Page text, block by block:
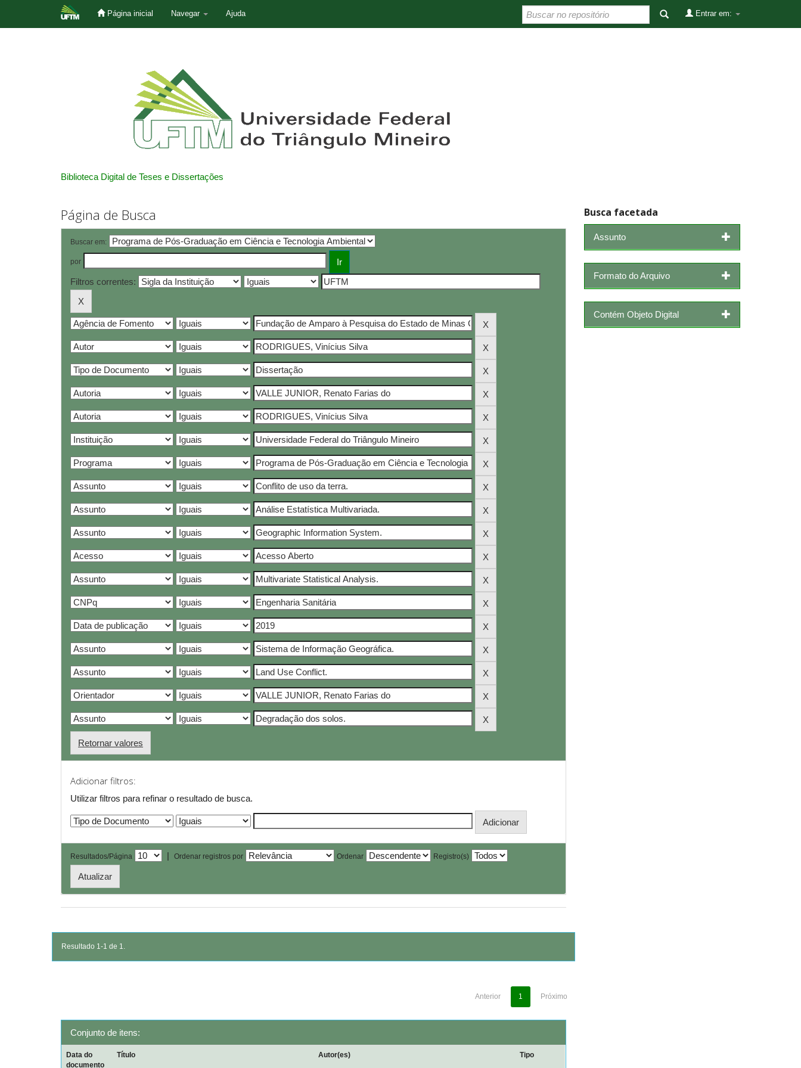
Página inicial Navegar Ajuda Entrar em:
Biblioteca Digital de Teses e Dissertações
Página de Busca
Buscar em:
por
Filtros correntes:
Retornar valores
Adicionar filtros:
Utilizar filtros para refinar o resultado de busca.
Resultados/Página | Ordenar registros por Ordenar Registro(s)
Resultado 1-1 de 1.
Anterior 1 Próximo
Conjunto de itens:
Data do
documento
Título Autor(es) Tipo
Busca facetada
Assunto
Formato do Arquivo
Contém Objeto Digital